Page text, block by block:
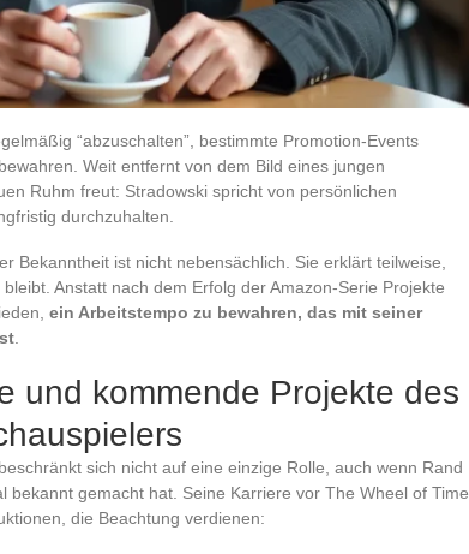
“abzuschalten”, bestimmte Promotion-Events
Weit entfernt von dem Bild eines jungen
Ruhm freut: Stradowski spricht von persönlichen
durchzuhalten.
Bekanntheit ist nicht nebensächlich. Sie erklärt teilweise,
Anstatt nach dem Erfolg der Amazon-Serie Projekte
ein Arbeitstempo zu bewahren, das mit seiner
und kommende Projekte des
sich nicht auf eine einzige Rolle, auch wenn Rand
bekannt gemacht hat. Seine Karriere vor The Wheel of Time
die Beachtung verdienen: